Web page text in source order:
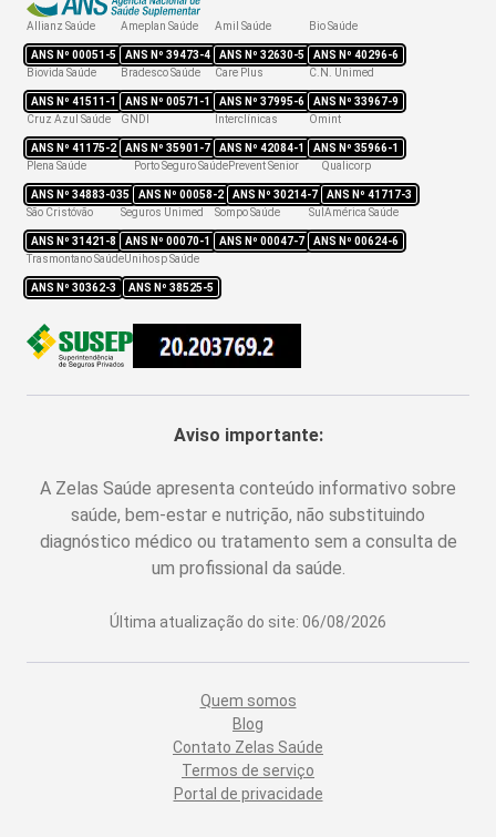
Reembolso
Rede credenciada
Allianz Saúde
ANS Nº 00051-5
Ameplan Saúde
ANS Nº 39473-4
Amil Saúde
ANS Nº 32630-5
Bio Saúde
ANS Nº 40296-6
Biovida Saúde
ANS Nº 41511-1
Bradesco Saúde
ANS Nº 00571-1
Care Plus
ANS Nº 37995-6
C.N. Unimed
ANS Nº 33967-9
Cruz Azul Saúde
ANS Nº 41175-2
GNDI
ANS Nº 35901-7
Interclínicas
ANS Nº 42084-1
Omint
ANS Nº 35966-1
Plena Saúde
ANS Nº 34883-035
Porto Seguro Saúde
ANS Nº 00058-2
Prevent Senior
ANS Nº 30214-7
Qualicorp
ANS Nº 41717-3
São Cristóvão
ANS Nº 31421-8
Seguros Unimed
ANS Nº 00070-1
Sompo Saúde
ANS Nº 00047-7
SulAmérica Saúde
ANS Nº 00624-6
Trasmontano Saúde
ANS Nº 30362-3
Unihosp Saúde
ANS Nº 38525-5
Aviso importante:
A Zelas Saúde apresenta conteúdo informativo sobre
saúde, bem-estar e nutrição, não substituindo
diagnóstico médico ou tratamento sem a consulta de
um profissional da saúde.
Última atualização do site: 06/08/2026
Quem somos
Blog
Contato Zelas Saúde
Termos de serviço
Portal de privacidade